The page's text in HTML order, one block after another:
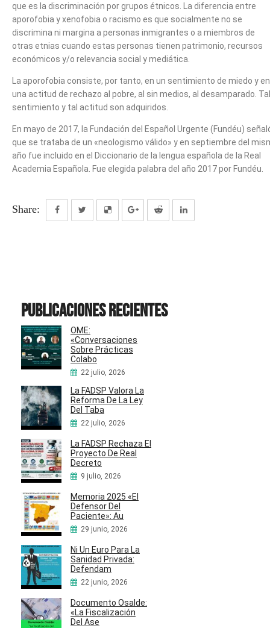
que es la discriminación por grupos étnicos. La diferencia entre
aporofobia y xenofobia o racismo es que socialmente no se
discrimina ni margina a personas inmigrantes o a miembros de
otras etnias cuando estas personas tienen patrimonio, recursos
económicos y/o relevancia social y mediática.
La aporofobia consiste, por tanto, en un sentimiento de miedo y en
una actitud de rechazo al pobre, al sin medios, al desamparado. Tal
sentimiento y tal actitud son adquiridos.
En mayo de 2017, la Fundación del Español Urgente (Fundéu)
que se trataba de un «neologismo válido» y en septiembre del
año​ fue incluido en el Diccionario de la lengua española de la Real
Academia Española. Fue elegida palabra del año 2017 por Fundéu.
Share:
Publicaciones recientes
OME:
«Conversaciones
Sobre Prácticas
Colabo
22 julio, 2026
La FADSP Valora La
Reforma De La Ley
Del Taba
22 julio, 2026
La FADSP Rechaza El
Proyecto De Real
Decreto
9 julio, 2026
Memoria 2025 «El
Defensor Del
Paciente»: Au
29 junio, 2026
Ni Un Euro Para La
Sanidad Privada:
Defendam
22 junio, 2026
Documento Osalde:
«La Fiscalización
Del Ase